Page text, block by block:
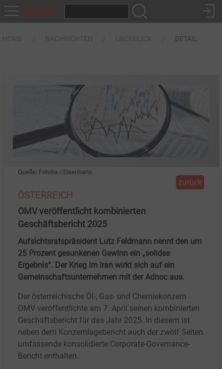
DETAIL
Quelle: Fotolia / Eisenhans
zurück
ÖSTERREICH
OMV veröffentlicht kombinierten
Geschäftsbericht 2025
Aufsichtsratspräsident Lutz Feldmann nennt den um
25 Prozent gesunkenen Gewinn ein „solides
Ergebnis“. Der Krieg im Iran wirkt sich auf ein
Gemeinschaftsunternehmen mit der Adnoc aus.
Der österreichische Öl-, Gas- und Chemiekonzern
OMV veröffentlichte am 7. April seinen kombinierten
Geschäftsbericht für das Jahr 2025. In diesem ist
neben dem Konzernlagebericht auch der zwölf Seiten
umfassende konsolidierte Corporate-Governance-
Bericht enthalten.